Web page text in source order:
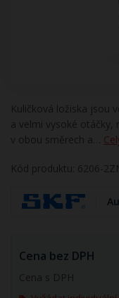
Kuličková ložiska jsou
a velmi vysoké otáčky,
v obou směrech a…
Kód produktu: 6206-
Cena bez DPH
Cena s DPH